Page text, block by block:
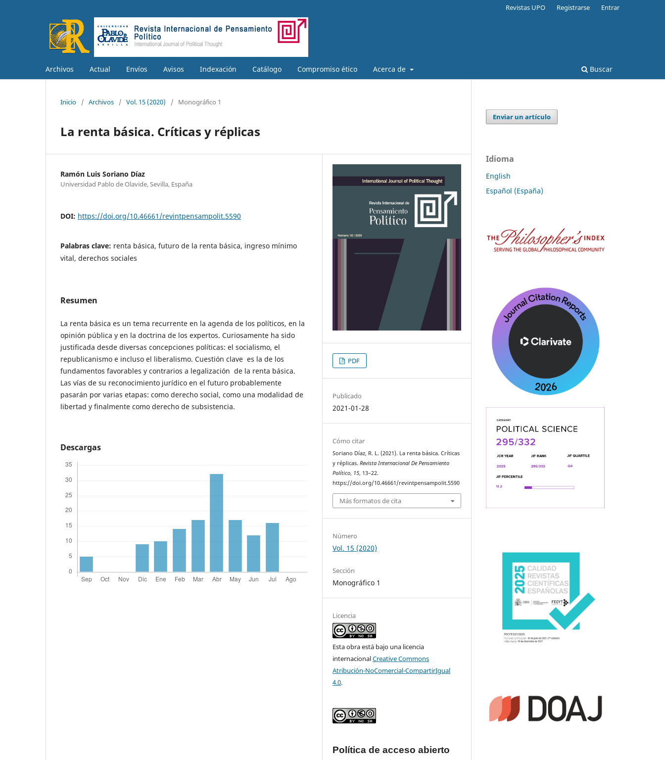
Archivos Actual Envíos Avisos Indexación Catálogo Compromiso ético Acerca de Buscar
Revistas UPO Registrarse Entrar
Inicio / Archivos / Vol. 15 (2020) / Monográfico 1
La renta básica. Críticas y réplicas
Ramón Luis Soriano Díaz
Universidad Pablo de Olavide, Sevilla, España
DOI: https://doi.org/10.46661/revintpensampolit.5590
Palabras clave: renta básica, futuro de la renta básica, ingreso mínimo
vital, derechos sociales
Resumen
La renta básica es un tema recurrente en la agenda de los políticos, en la
opinión pública y en la doctrina de los expertos. Curiosamente ha sido
justificada desde diversas concepciones políticas: el socialismo, el
republicanismo e incluso el liberalismo. Cuestión clave es la de los
fundamentos favorables y contrarios a legalización de la renta básica.
Las vías de su reconocimiento jurídico en el futuro probablemente
pasarán por varias etapas: como derecho social, como una modalidad de
libertad y finalmente como derecho de subsistencia.
Descargas
PDF
Publicado
2021-01-28
Cómo citar
Soriano Díaz, R. L. (2021). La renta básica. Críticas
y réplicas.Revista Internacional De Pensamiento
Político, 15, 13–22.
https://doi.org/10.46661/revintpensampolit.5590
Más formatos de cita
Número
Vol. 15 (2020)
Sección
Monográfico 1
Licencia
Esta obra está bajo una licencia
internacionalCreative Commons
Atribución-NoComercial-CompartirIgual
4.0.
Política de acceso abierto
Enviar un artículo
Idioma
English
Español (España)